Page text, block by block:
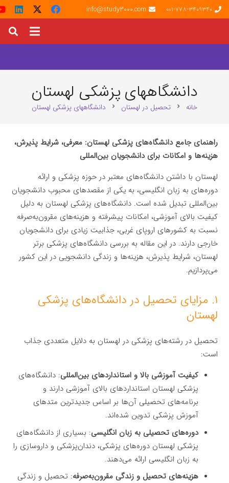
001-778-3409340
info@study3000.com
دانشگاههای پزشکی لهستان
خانه chevron_right تحصیل در لهستان chevron_right دانشگاههای پزشکی لهستان
راهنمای جامع دانشگاه‌های پزشکی لهستان: معرفی، شرایط پذیرش،
هزینه‌ها و امکانات برای دانشجویان بین‌المللی
لهستان با داشتن دانشگاه‌های معتبر در حوزه پزشکی و ارائه
دوره‌های به زبان انگلیسی، به یکی از مقصدهای محبوب دانشجویان
بین‌المللی تبدیل شده است. دانشگاه‌های پزشکی لهستان به دلیل
کیفیت بالای آموزشی، امکانات پیشرفته و هزینه‌های مقرون‌به‌صرفه
نسبت به کشورهای اروپای غربی، جذابیت زیادی برای دانشجویان
خارجی دارند. در این مقاله به بررسی دانشگاه‌های پزشکی برتر
لهستان، شرایط پذیرش، هزینه‌ها و زندگی دانشجویی در این کشور
می‌پردازیم.
۱. مزایای تحصیل در دانشگاه‌های پزشکی
لهستان
تحصیل در رشته‌های پزشکی در لهستان به دلایل متعددی جذاب
است:
کیفیت آموزشی بالا و استانداردهای بین‌المللی: دانشگاه‌های
پزشکی لهستان استانداردهای بالای آموزشی دارند و
برنامه‌های تحصیلی آن‌ها بر اساس جدیدترین متدهای
آموزش پزشکی تدوین شده‌اند.
دوره‌های تحصیلی به زبان انگلیسی: بسیاری از دانشگاه‌های
پزشکی لهستان دوره‌های پزشکی، دندان‌پزشکی و داروسازی را
به زبان انگلیسی ارائه می‌دهند.
هزینه‌های تحصیل و زندگی مقرون‌به‌صرفه: تحصیل و زندگی